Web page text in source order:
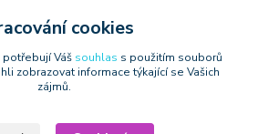
cookies
Váš souhlas s použitím souborů
zobrazovat informace týkající se Vašich
zájmů.